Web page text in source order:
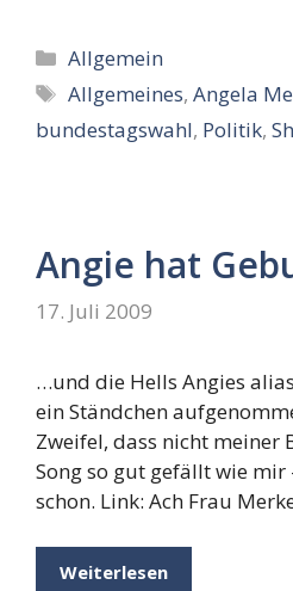
Kategorien
Allgemein
Schlagwörter
Allgemeines,Angela
bundestagswahl, Politik,
Angie hat
17. Juli 2009
…und die Hells Angies
ein Ständchen
Zweifel, dass nicht meiner
Song so gut gefällt wie mir
schon. Link: Ach Frau
Weiterlesen